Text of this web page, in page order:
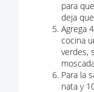
para
deja
Agrega
cocina
verdes,
Para la
nata y